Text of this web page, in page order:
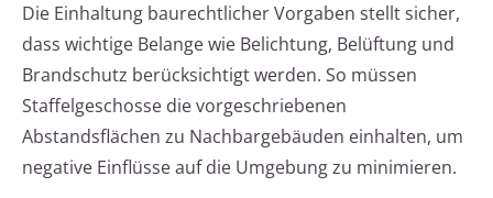
Die Einhaltung baurechtlicher Vorgaben stellt sicher,
dass wichtige Belange wie Belichtung, Belüftung und
Brandschutz berücksichtigt werden. So müssen
Staffelgeschosse die vorgeschriebenen
Abstandsflächen zu Nachbargebäuden einhalten, um
negative Einflüsse auf die Umgebung zu minimieren.